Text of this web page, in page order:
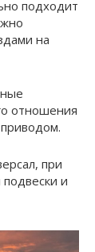
подходит
на
отношения
при
и